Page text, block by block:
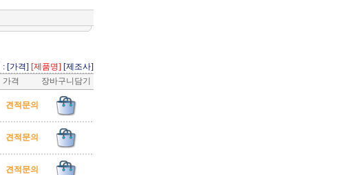
: [가격] [제품명] [제조사]
가격 장바구니담기
견적문의
견적문의
견적문의